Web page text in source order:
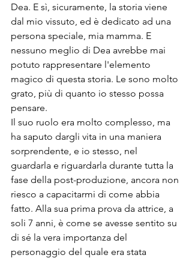
Dea. E sì, sicuramente, la storia viene
dal mio vissuto, ed è dedicato ad una
persona speciale, mia mamma. E
nessuno meglio di Dea avrebbe mai
potuto rappresentare l'elemento
magico di questa storia. Le sono molto
grato, più di quanto io stesso possa
pensare.
Il suo ruolo era molto complesso, ma
ha saputo dargli vita in una maniera
sorprendente, e io stesso, nel
guardarla e riguardarla durante tutta la
fase della post-produzione, ancora non
riesco a capacitarmi di come abbia
fatto. Alla sua prima prova da attrice, a
soli 7 anni, è come se avesse sentito su
di sé la vera importanza del
personaggio del quale era stata